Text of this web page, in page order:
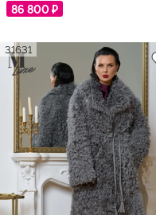
86 800 ₽
31631